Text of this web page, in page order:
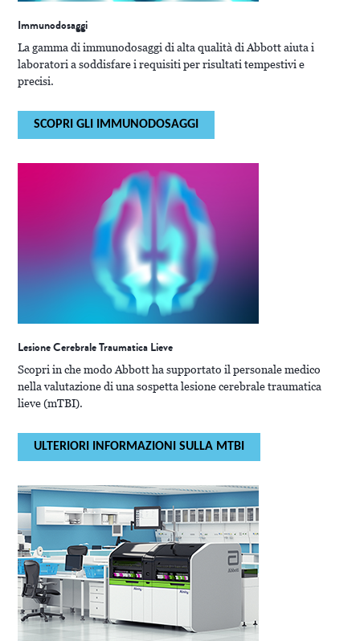
Immunodosaggi
La gamma di immunodosaggi di alta qualità di Abbott aiuta i
laboratori a soddisfare i requisiti per risultati tempestivi e
precisi.
SCOPRI GLI IMMUNODOSAGGI
Lesione Cerebrale Traumatica Lieve
Scopri in che modo Abbott ha supportato il personale medico
nella valutazione di una sospetta lesione cerebrale traumatica
lieve (mTBI).
ULTERIORI INFORMAZIONI SULLA MTBI